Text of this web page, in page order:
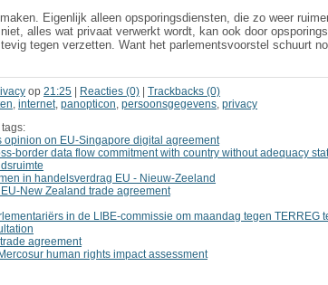
Eigenlijk alleen opsporingsdiensten, die zo weer
alles wat privaat verwerkt wordt, kan ook door
tegen verzetten. Want het parlementsvoorstel schuurt
op21:25 Reacties (0) |Trackbacks (0)
,internet,panopticon,persoonsgegevens,privacy
opinion on EU-Singapore digital agreement
border data flow commitment with country without adequacy
in handelsverdrag EU - Nieuw-Zeeland
New Zealand trade agreement
in de LIBE-commissie om maandag tegen TERREG
agreement
human rights impact assessment